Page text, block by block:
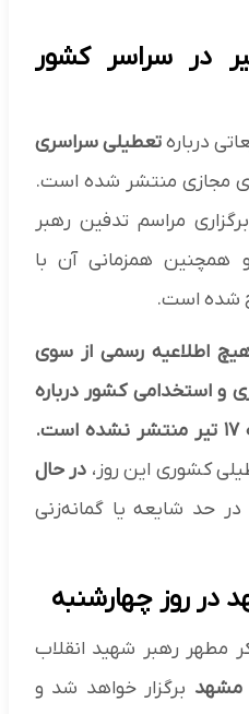
چهارشنبه ۱۷ تیر در سراسر کشور
دربارهتعطیلی سراسری
مجازی منتشر شده است.
مراسم تدفین رهبر
همچنین همزمانی آن با
شده است.
اطلاعیه رسمی از سوی
و استخدامی کشور درباره
کشوری این روز، در حال
در حد شایعه یا گمانه‌زنی
در روز چهارشنبه
مطهر رهبر شهید انقلاب
برگزار خواهد شد و